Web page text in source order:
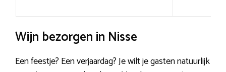
Wijn bezorgen in Nisse
Een feestje? Een verjaardag? Je wilt je gasten natuurlijk